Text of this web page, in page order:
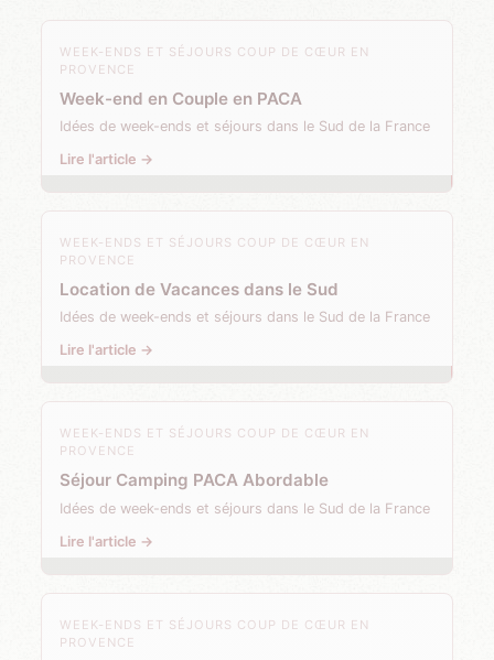
WEEK-ENDS ET SÉJOURS COUP DE CŒUR EN
PROVENCE
Week-end en Couple en PACA
Idées de week-ends et séjours dans le Sud de la France
Lire l'article →
WEEK-ENDS ET SÉJOURS COUP DE CŒUR EN
PROVENCE
Location de Vacances dans le Sud
Idées de week-ends et séjours dans le Sud de la France
Lire l'article →
WEEK-ENDS ET SÉJOURS COUP DE CŒUR EN
PROVENCE
Séjour Camping PACA Abordable
Idées de week-ends et séjours dans le Sud de la France
Lire l'article →
WEEK-ENDS ET SÉJOURS COUP DE CŒUR EN
PROVENCE